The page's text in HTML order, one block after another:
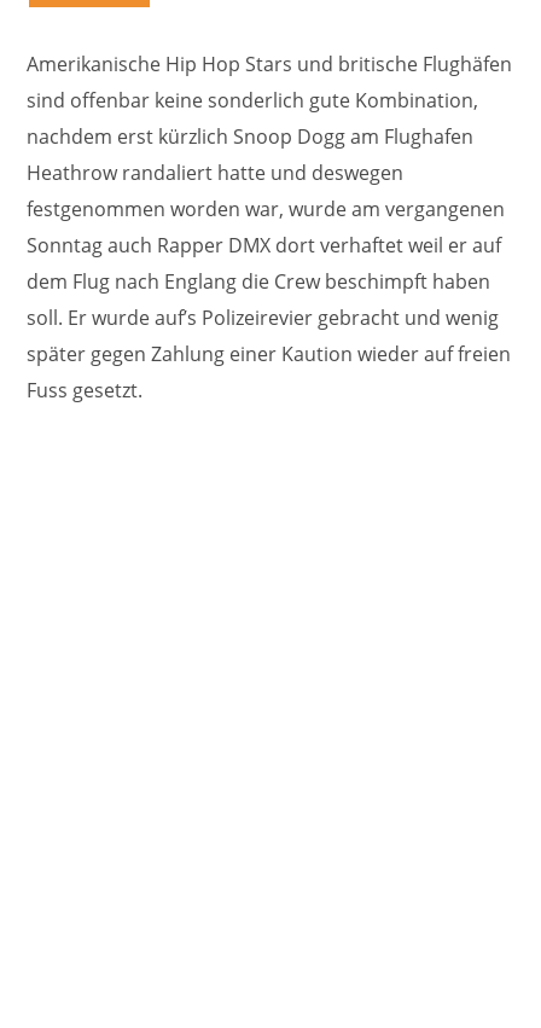
Amerikanische Hip Hop Stars und britische Flughäfen
sind offenbar keine sonderlich gute Kombination,
nachdem erst kürzlich Snoop Dogg am Flughafen
Heathrow randaliert hatte und deswegen
festgenommen worden war, wurde am vergangenen
Sonntag auch Rapper DMX dort verhaftet weil er auf
dem Flug nach Englang die Crew beschimpft haben
soll. Er wurde auf’s Polizeirevier gebracht und wenig
später gegen Zahlung einer Kaution wieder auf freien
Fuss gesetzt.